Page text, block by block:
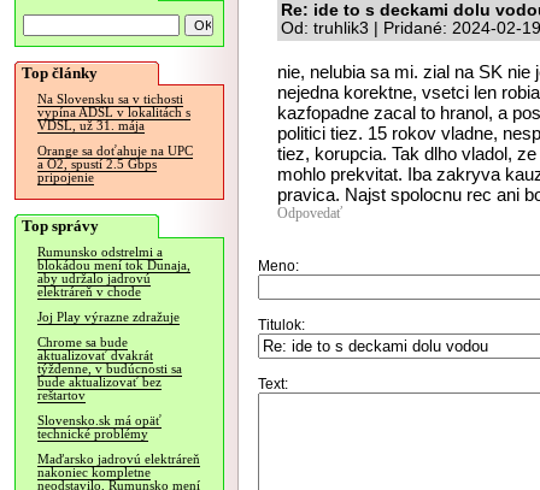
Top články
Na Slovensku sa v tichosti
vypína ADSL v lokalitách s
VDSL, už 31. mája
Orange sa doťahuje na UPC
a O2, spustí 2.5 Gbps
pripojenie
Top správy
Rumunsko odstrelmi a
blokádou mení tok Dunaja,
aby udržalo jadrovú
elektráreň v chode
Joj Play výrazne zdražuje
Chrome sa bude
aktualizovať dvakrát
týždenne, v budúcnosti sa
bude aktualizovať bez
reštartov
Slovensko.sk má opäť
technické problémy
Maďarsko jadrovú elektráreň
nakoniec kompletne
neodstavilo, Rumunsko mení
Re: ide to s deckami dolu
Od: truhlik3 | Pridané: 2024-02-
nie, nelubia sa mi. zial na SK
nejedna korektne, vsetci len
kazfopadne zacal to hranol, a
politici tiez. 15 rokov vladne,
tiez, korupcia. Tak dlho vladol,
mohlo prekvitat. Iba zakryva
pravica. Najst spolocnu rec ani
Odpovedať
Meno:
Titulok:
Text: